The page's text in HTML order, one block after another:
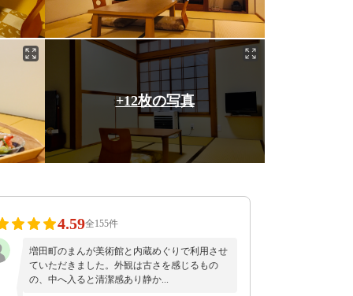
+12枚の写真
4.59全155件
増田町のまんが美術館と内蔵めぐりで利用させ
ていただきました。外観は古さを感じるもの
の、中へ入ると清潔感あり静か...